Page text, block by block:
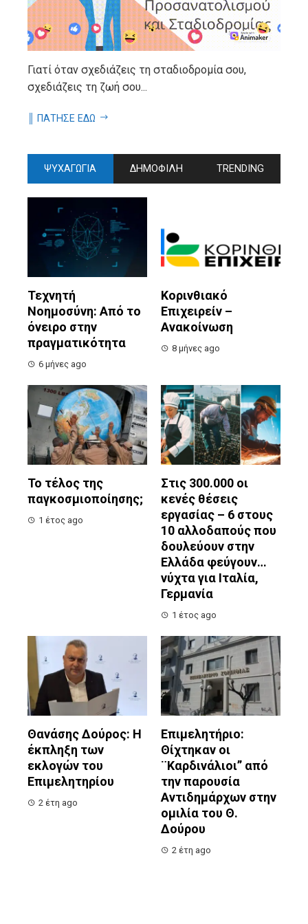
Γιατί όταν σχεδιάζεις τη σταδιοδρομία σου,
σχεδιάζεις τη ζωή σου...
║ ΠΑΤΗΣΕ ΕΔΩ
ΨΥΧΑΓΩΓΙΑ ΔΗΜΟΦΙΛΗ TRENDING
Τεχνητή
Νοημοσύνη: Από το
όνειρο στην
πραγματικότητα
6 μήνες ago
Κορινθιακό
Επιχειρείν –
Ανακοίνωση
8 μήνες ago
Το τέλος της
παγκοσμιοποίησης;
1 έτος ago
Στις 300.000 οι
κενές θέσεις
εργασίας – 6 στους
10 αλλοδαπούς που
δουλεύουν στην
Ελλάδα φεύγουν…
νύχτα για Ιταλία,
Γερμανία
1 έτος ago
Θανάσης Δούρος: Η
έκπληξη των
εκλογών του
Επιμελητηρίου
2 έτη ago
Επιμελητήριο:
Θίχτηκαν οι
¨Καρδινάλιοι” από
την παρουσία
Αντιδημάρχων στην
ομιλία του Θ.
Δούρου
2 έτη ago